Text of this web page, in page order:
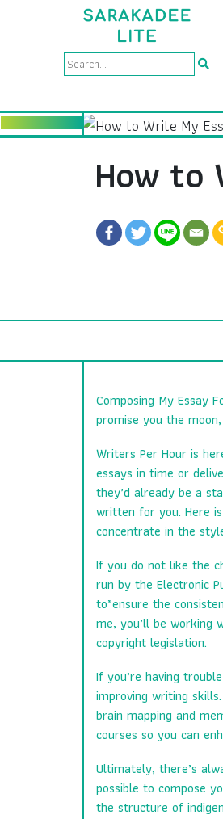
How to
Composing My Essay
promise you the
Writers Per Hour is
essays in time or
they’d already be a
written for you. Here
concentrate in the
If you do not like the
run by the Electronic
to”ensure the
me, you’ll be working
copyright legislation.
If you’re having
improving writing
brain mapping and
courses so you can
Ultimately, there’s
possible to compose
the structure of